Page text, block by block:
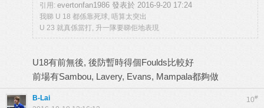
引用: evertonfan1986 發表於 2016-9-20 17:24
我睇 U 18 都係靠死球, 唔算太突出
U 23 就真係當打, 升一隊要睇佢地表現
U18有前無後, 後防暫時得個Foulds比較好
前場有Sambou, Lavery, Evans, Mampala都夠做
10#
B-Lai